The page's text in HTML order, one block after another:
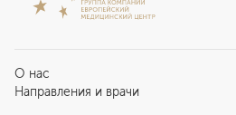
О нас
Отзывы пациентов
Направления и врачи